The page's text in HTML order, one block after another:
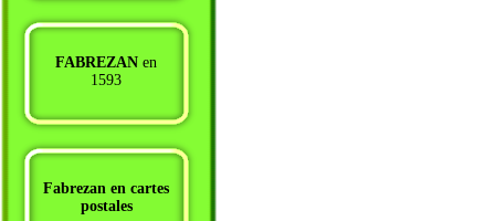
FABREZAN en
1593
Fabrezan en cartes
postales